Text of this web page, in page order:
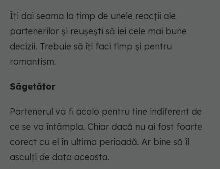
Îți dai seama la timp de unele reacții ale
partenerilor și reușești să iei cele mai bune
decizii. Trebuie să îți faci timp și pentru
romantism.
Săgetător
Partenerul va fi acolo pentru tine indiferent de
ce se va întâmpla. Chiar dacă nu ai fost foarte
corect cu el în ultima perioadă. Ar bine să îl
asculți de data aceasta.